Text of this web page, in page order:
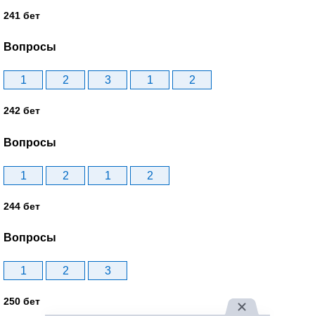
241 бет
Вопросы
1 2 3 1 2
242 бет
Вопросы
1 2 1 2
244 бет
Вопросы
1 2 3
250 бет